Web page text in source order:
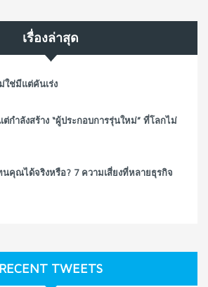
เรื่องล่าสุด
ใช่มีแต่คันเร่ง
ต่กำลังสร้าง “ผู้ประกอบการรุ่นใหม่” ที่โลกไม่
นคุณได้จริงหรือ? 7 ความเสี่ยงที่หลายธุรกิจ
RECENT TWEETS